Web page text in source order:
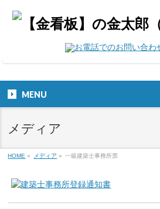
MENU
メディア
HOME » メディア » 一級建築士事務所票